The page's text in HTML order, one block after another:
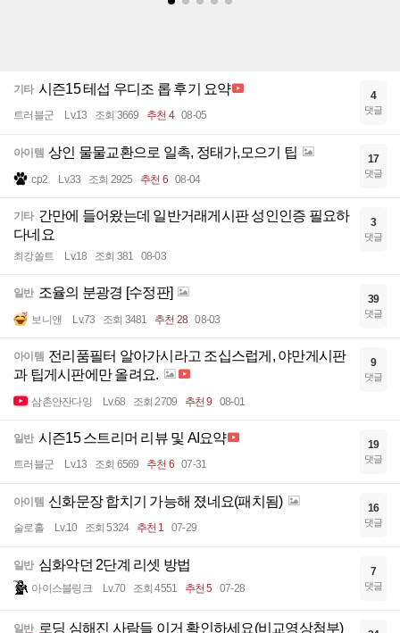
기타 시즌15 테섭 우디조 롭 후기 요약
트러블군 Lv.13 조회 3669 추천 4 08-05
4
댓글
아이템 상인 물물교환으로 일촉, 정태가,모으기 팁
cp2 Lv.33 조회 2925 추천 6 08-04
17
댓글
기타 간만에 들어왔는데 일반거래게시판 성인인증 필요하
다네요
최강쏠트 Lv.18 조회 381 08-03
3
댓글
일반 조율의 분광경 [수정판]
보니앤 Lv.73 조회 3481 추천 28 08-03
39
댓글
아이템 전리품필터 알아가시라고 조십스럽게, 야만게시판
과 팁게시판에만 올려요.
삼촌안잔다잉 Lv.68 조회 2709 추천 9 08-01
9
댓글
일반 시즌15 스트리머 리뷰 및 AI요약
트러블군 Lv.13 조회 6569 추천 6 07-31
19
댓글
아이템 신화문장 합치기 가능해 졌네요(패치됨)
술로홀 Lv.10 조회 5324 추천 1 07-29
16
댓글
일반 심화악던 2단계 리셋 방법
아이스블링크 Lv.70 조회 4551 추천 5 07-28
7
댓글
일반 로딩 심해진 사람들 이거 확인하세요(비교영상첨부)